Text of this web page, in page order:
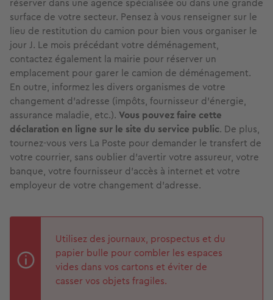
réserver dans une agence spécialisée ou dans une grande
surface de votre secteur. Pensez à vous renseigner sur le
lieu de restitution du camion pour bien vous organiser le
jour J. Le mois précédant votre déménagement,
contactez également la mairie pour réserver un
emplacement pour garer le camion de déménagement.
En outre, informez les divers organismes de votre
changement d’adresse (impôts, fournisseur d’énergie,
assurance maladie, etc.). Vous pouvez faire cette
déclaration en ligne sur le site du service public. De plus,
tournez-vous vers La Poste pour demander le transfert de
votre courrier, sans oublier d’avertir votre assureur, votre
banque, votre fournisseur d’accès à internet et votre
employeur de votre changement d'adresse.
Utilisez des journaux, prospectus et du
papier bulle pour combler les espaces
vides dans vos cartons et éviter de
casser vos objets fragiles.